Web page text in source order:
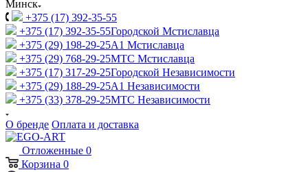
Минск
+375 (17) 392-35-55
+375 (17) 392-35-55Городской Мстиславца
+375 (29) 198-29-25A1 Мстиславца
+375 (29) 768-29-25МТС Мстиславца
+375 (17) 317-29-25Городской Независимости
+375 (29) 188-29-25A1 Независимости
+375 (33) 378-29-25МТС Независимости
О бренде Оплата и доставка
Отложенные 0
Корзина 0